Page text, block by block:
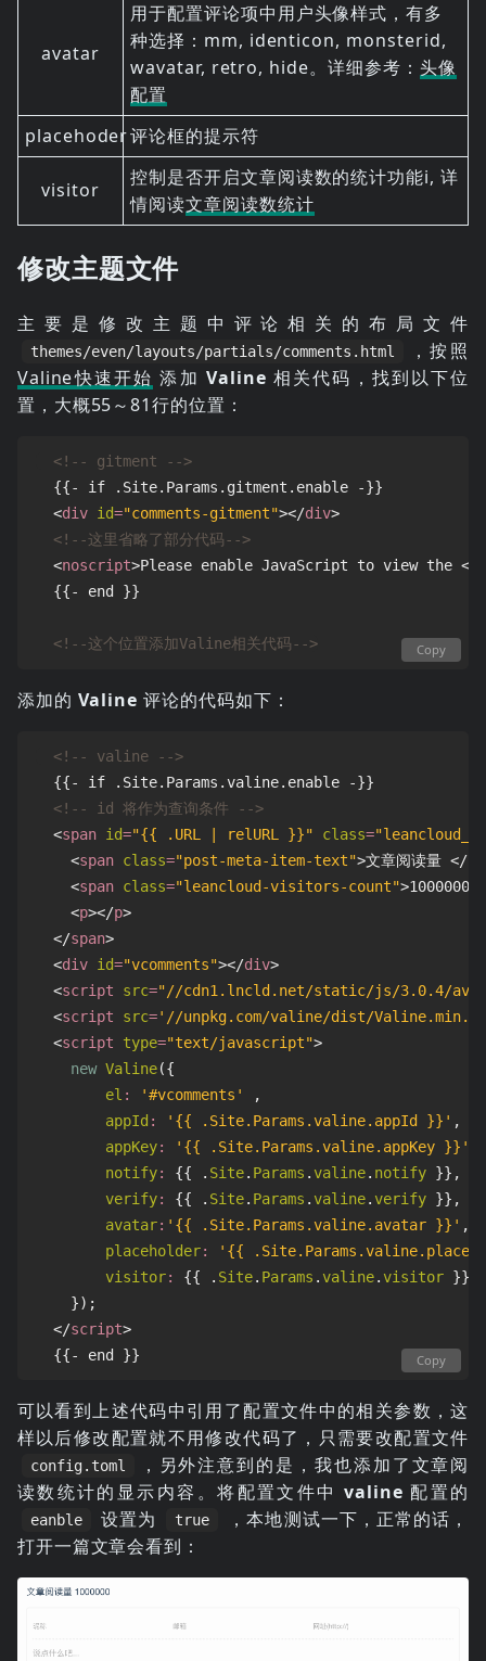
avatar
用于配置评论项中用户头像样式，有多
种选择：mm, identicon, monsterid,
wavatar, retro, hide。详细参考： 头像
配置
placehoder评论框的提示符
visitor
控制是否开启文章阅读数的统计功能i, 详
情阅读文章阅读数统计
修改主题文件
主要是修改主题中评论相关的布局文件
themes/even/layouts/partials/comments.html
，按照
Valine快速开始 添加 Valine 相关代码，找到以下位
置，大概55～81行的位置：
<!-- gitment -->
  {{- if .Site.Params.gitment.enable -}}
<div id="comments-gitment"></div>
<!--这里省略了部分代码-->
<noscript>Please enable JavaScript to view the <
  {{- end }}
<!--这个位置添加Valine相关代码--> Copy
添加的 Valine 评论的代码如下：
<!-- valine -->
  {{- if .Site.Params.valine.enable -}}
<!-- id 将作为查询条件 -->
<span id="{{ .URL | relURL }}" class=
<span class="post-meta-item-text">文章阅读量 </
<span class="leancloud-visitors-count">1000000
<p></p>
</span>
<div id="vcomments"></div>
<script src="//cdn1.lncld.net/static/js/3.0.4/av-
<script src='//unpkg.com/valine/dist/
<script type="text/javascript">
new Valine({
el : '#vcomments'
,
appId : '{{ .Site.Params.valine.appId }}' ,
appKey: '{{ .Site.Params.valine.appKey }}'
notify: {{ . Site. Params . valine. notify }},
verify: {{ . Site. Params . valine. verify }},
avatar: '{{ .Site.Params.valine.avatar }}' ,
placeholder:
'{{
visitor: {{ . Site. Params . valine. visitor }}
});
</script>
Copy
可以看到上述代码中引用了配置文件中的相关参数，这
样以后修改配置就不用修改代码了，只需要改配置文件
config.toml
，另外注意到的是，我也添加了文章阅
读数统计的显示内容。将配置文件中valine 配置的
eanble 设置为 true
，本地测试一下，正常的话，
打开一篇文章会看到：